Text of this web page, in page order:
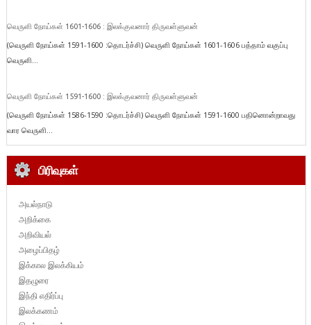
வெருளி நோய்கள் 1601-1606 : இலக்குவனார் திருவள்ளுவன்
(வெருளி நோய்கள் 1591-1600 :தொடர்ச்சி) வெருளி நோய்கள் 1601-1606 பத்தாம் வகுப்பு
வெருளி...
வெருளி நோய்கள் 1591-1600 : இலக்குவனார் திருவள்ளுவன்
(வெருளி நோய்கள் 1586-1590 :தொடர்ச்சி) வெருளி நோய்கள் 1591-1600 பதினொன்றாவது
வார வெருளி...
பிரிவுகள்
அயல்நாடு
அறிக்கை
அறிவியல்
அழைப்பிதழ்
இக்கால இலக்கியம்
இதழுரை
இந்தி எதிர்ப்பு
இலக்கணம்